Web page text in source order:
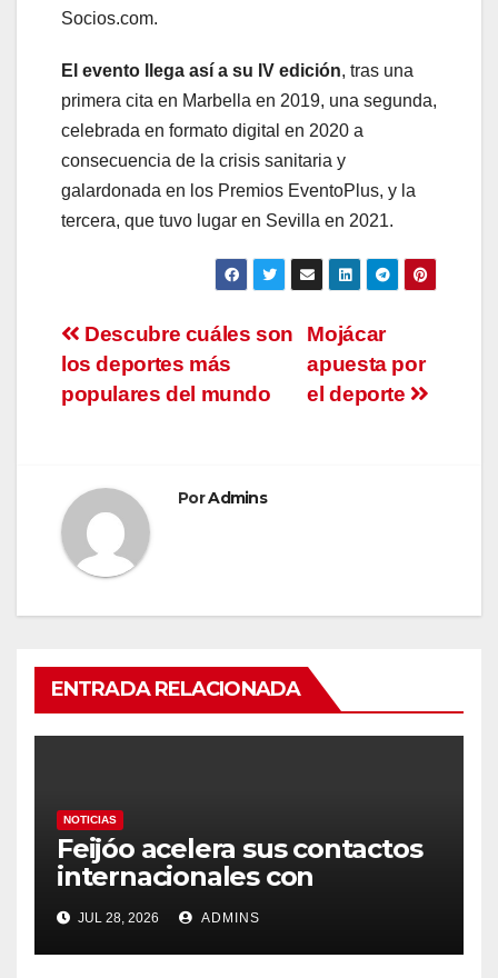
Socios.com.
El evento llega así a su IV edición, tras una
primera cita en Marbella en 2019, una segunda,
celebrada en formato digital en 2020 a
consecuencia de la crisis sanitaria y
galardonada en los Premios EventoPlus, y la
tercera, que tuvo lugar en Sevilla en 2021.
Navegación
de
Mojácar
apuesta por
el deporte
Descubre cuáles son
los deportes más
populares del mundo
PorAdmins
ENTRADA RELACIONADA
NOTICIAS
Feijóo acelera sus contactos
internacionales con
Latinoamérica como socio
prioritario en su agenda de
gobierno
JUL 28, 2026 ADMINS